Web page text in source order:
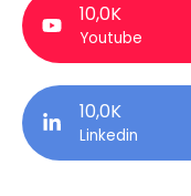
10,0K
Youtube
10,0K
Linkedin